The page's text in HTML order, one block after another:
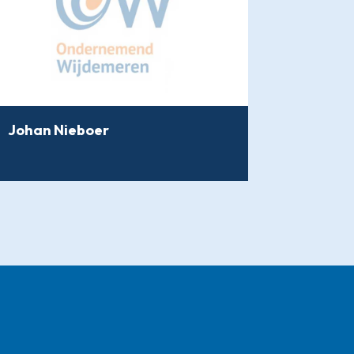
Johan Nieboer